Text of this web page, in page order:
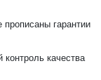
прописаны гарантии
контроль качества